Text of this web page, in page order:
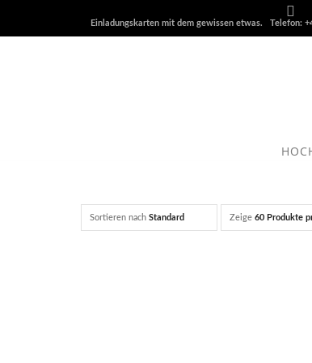
Einladungskarten mit dem gewissen etwas. Telefon:
Sortieren nach Standard Zeige 60 Produkte